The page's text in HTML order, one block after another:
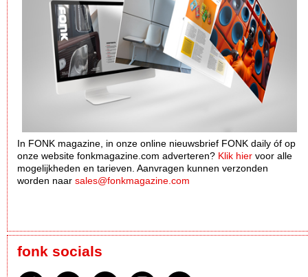
In FONK magazine, in onze online nieuwsbrief FONK daily óf op
onze website fonkmagazine.com adverteren? Klik hier voor alle
mogelijkheden en tarieven. Aanvragen kunnen verzonden
worden naar sales@fonkmagazine.com
fonk socials